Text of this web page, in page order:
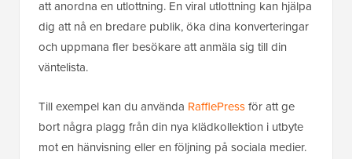
att anordna en utlottning. En viral utlottning kan hjälpa
dig att nå en bredare publik, öka dina konverteringar
och uppmana fler besökare att anmäla sig till din
väntelista.
Till exempel kan du använda RafflePressför att ge
bort några plagg från din nya klädkollektion i utbyte
mot en hänvisning eller en följning på sociala medier.